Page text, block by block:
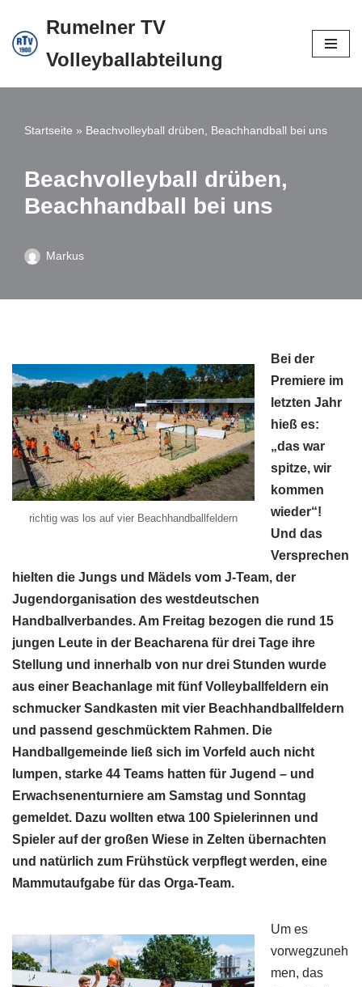
Zum
springen
Rumelner TV
Volleyballabteilung
Startseite » Beachvolleyball drüben, Beachhandball bei uns
Beachvolleyball drüben,
Beachhandball bei uns
Markus
richtig was los auf vier Beachhandballfeldern
Bei der
Premiere im
letzten Jahr
hieß es:
„das war
spitze, wir
kommen
wieder“!
Und das
Versprechen
hielten die Jungs und Mädels vom J-Team, der
Jugendorganisation des westdeutschen
Handballverbandes. Am Freitag bezogen die rund 15
jungen Leute in der Beacharena für drei Tage ihre
Stellung und innerhalb von nur drei Stunden wurde
aus einer Beachanlage mit fünf Volleyballfeldern ein
schmucker Sandkasten mit vier Beachhandballfeldern
und passend geschmücktem Rahmen. Die
Handballgemeinde ließ sich im Vorfeld auch nicht
lumpen, starke 44 Teams hatten für Jugend – und
Erwachsenenturniere am Samstag und Sonntag
gemeldet. Dazu wollten etwa 100 Spielerinnen und
Spieler auf der großen Wiese in Zelten übernachten
und natürlich zum Frühstück verpflegt werden, eine
Mammutaufgabe für das Orga-Team.
Um es
vorwegzuneh
men, das